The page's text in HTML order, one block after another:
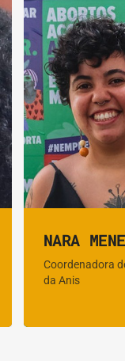
NARA
Coordenadora
da Anis